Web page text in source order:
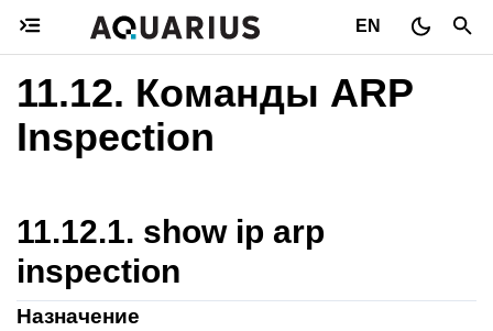
EN
11.12. Команды ARP
Inspection
11.12.1. show ip arp
inspection
Назначение